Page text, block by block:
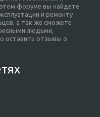
форуме вы найдете
и ремонту
а так же сможете
людьми,
оставить отзывы о